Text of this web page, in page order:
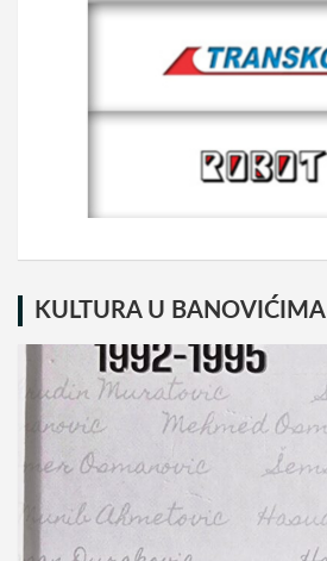
KULTURA U BANOVIĆIMA